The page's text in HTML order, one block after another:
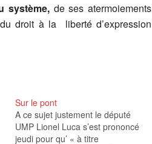
système, de ses atermoiements
droit à la liberté d’expression
Sur le pont
A ce sujet justement le député
UMP Lionel Luca s’est prononcé
jeudi pour qu’ « à titre